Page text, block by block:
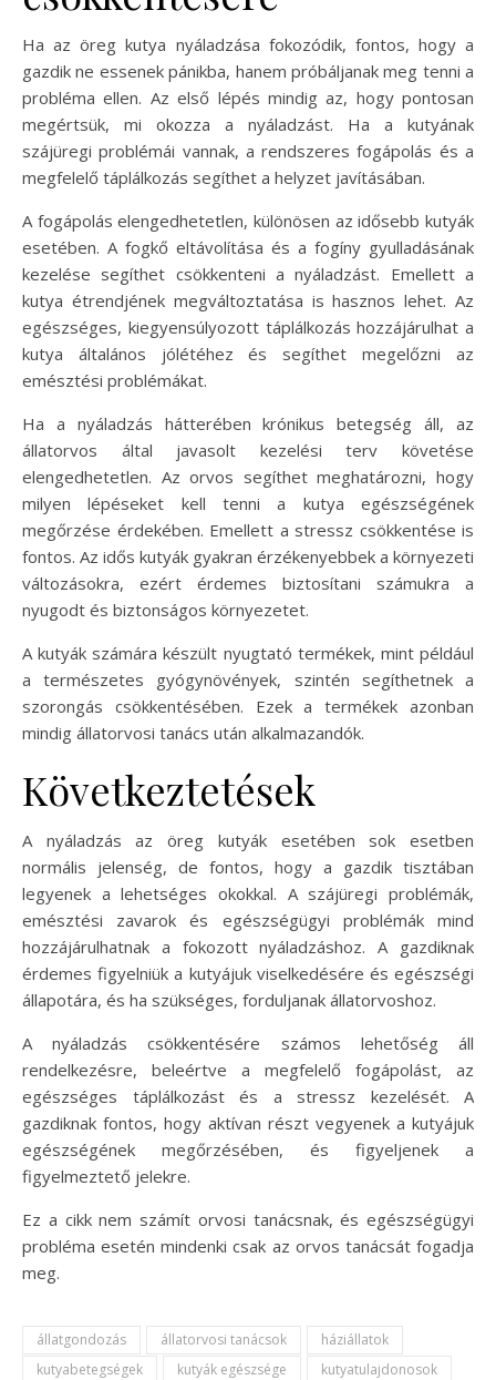
Ha az öreg kutya nyáladzása fokozódik, fontos, hogy a
gazdik ne essenek pánikba, hanem próbáljanak meg tenni a
probléma ellen. Az első lépés mindig az, hogy pontosan
megértsük, mi okozza a nyáladzást. Ha a kutyának
szájüregi problémái vannak, a rendszeres fogápolás és a
megfelelő táplálkozás segíthet a helyzet javításában.
A fogápolás elengedhetetlen, különösen az idősebb kutyák
esetében. A fogkő eltávolítása és a fogíny gyulladásának
kezelése segíthet csökkenteni a nyáladzást. Emellett a
kutya étrendjének megváltoztatása is hasznos lehet. Az
egészséges, kiegyensúlyozott táplálkozás hozzájárulhat a
kutya általános jólétéhez és segíthet megelőzni az
emésztési problémákat.
Ha a nyáladzás hátterében krónikus betegség áll, az
állatorvos által javasolt kezelési terv követése
elengedhetetlen. Az orvos segíthet meghatározni, hogy
milyen lépéseket kell tenni a kutya egészségének
megőrzése érdekében. Emellett a stressz csökkentése is
fontos. Az idős kutyák gyakran érzékenyebbek a környezeti
változásokra, ezért érdemes biztosítani számukra a
nyugodt és biztonságos környezetet.
A kutyák számára készült nyugtató termékek, mint például
a természetes gyógynövények, szintén segíthetnek a
szorongás csökkentésében. Ezek a termékek azonban
mindig állatorvosi tanács után alkalmazandók.
Következtetések
A nyáladzás az öreg kutyák esetében sok esetben
normális jelenség, de fontos, hogy a gazdik tisztában
legyenek a lehetséges okokkal. A szájüregi problémák,
emésztési zavarok és egészségügyi problémák mind
hozzájárulhatnak a fokozott nyáladzáshoz. A gazdiknak
érdemes figyelniük a kutyájuk viselkedésére és egészségi
állapotára, és ha szükséges, forduljanak állatorvoshoz.
A nyáladzás csökkentésére számos lehetőség áll
rendelkezésre, beleértve a megfelelő fogápolást, az
egészséges táplálkozást és a stressz kezelését. A
gazdiknak fontos, hogy aktívan részt vegyenek a kutyájuk
egészségének megőrzésében, és figyeljenek a
figyelmeztető jelekre.
Ez a cikk nem számít orvosi tanácsnak, és egészségügyi
probléma esetén mindenki csak az orvos tanácsát fogadja
meg.
állatgondozás állatorvosi tanácsok
háziállatok
kutyabetegségek
kutyák egészsége kutyatulajdonosok